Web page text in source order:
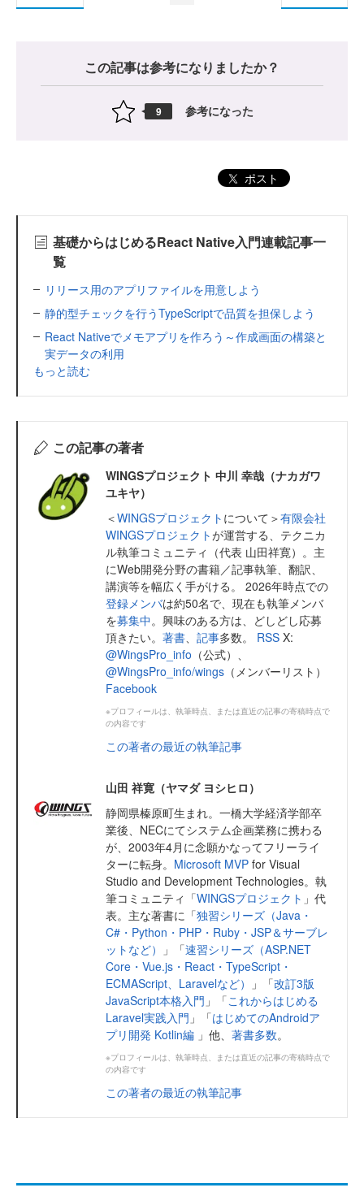
この記事は参考になりましたか？
9 参考になった
ポスト
基礎からはじめるReact Native入門連載記事一
覧
リリース用のアプリファイルを用意しよう
静的型チェックを行うTypeScriptで品質を担保しよう
React Nativeでメモアプリを作ろう～作成画面の構築と
実データの利用
もっと読む
この記事の著者
WINGSプロジェクト 中川 幸哉（ナカガワ
ユキヤ）
＜WINGSプロジェクト について＞有限会社
WINGSプロジェクトが運営する、テクニカ
ル執筆コミュニティ（代表 山田祥寛）。主
にWeb開発分野の書籍／記事執筆、翻訳、
講演等を幅広く手がける。 2026年時点での
登録メンバは約50名で、現在も執筆メンバ
を募集中。興味のある方は、どしどし応募
頂きたい。 著書 記事多数。 RSS X:
@WingsPro_info （公式）、
@WingsPro_info/wings （メンバーリスト）
Facebook
※プロフィールは、執筆時点、または直近の記事の寄稿時点で
の内容です
この著者の最近の執筆記事
山田 祥寛（ヤマダ ヨシヒロ）
静岡県榛原町生まれ。一橋大学経済学部卒
業後、NECにてシステム企画業務に携わる
が、2003年4月に念願かなってフリーライ
ターに転身。 Microsoft MVP for Visual
Studio and Development Technologies。執
筆コミュニティ「WINGSプロジェクト 」代
表。主な著書に「独習シリーズ（Java・
C#・Python・PHP・Ruby・JSP＆サーブレ
ットなど）
」「速習シリーズ（ASP.NET
Core・Vue.js・React・TypeScript・
ECMAScript、Laravelなど）
」「改訂3版
JavaScript本格入門 」「これからはじめる
Laravel実践入門 」「はじめてのAndroidア
プリ開発 Kotlin編 」他、 著書多数。
※プロフィールは、執筆時点、または直近の記事の寄稿時点で
の内容です
この著者の最近の執筆記事